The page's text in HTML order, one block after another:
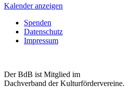
Kalender anzeigen
Spenden
Datenschutz
Impressum
Der BdB ist Mitglied im
Dachverband der Kulturfördervereine.